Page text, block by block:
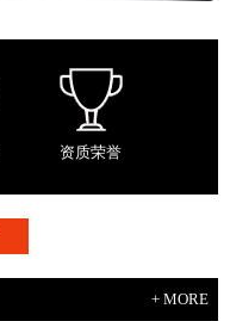
资质荣誉
+ MORE